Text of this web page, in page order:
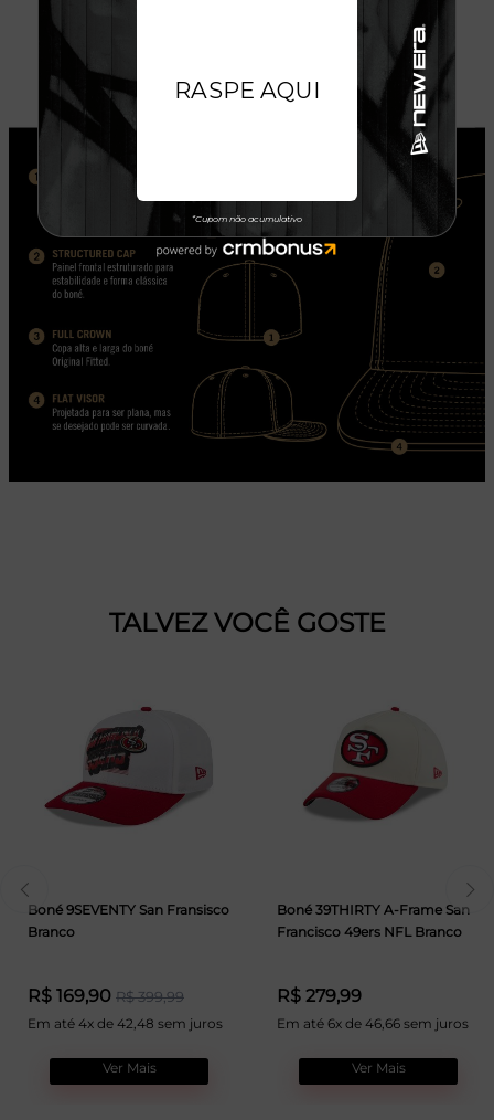
TALVEZ VOCÊ GOSTE
Boné 9SEVENTY San Fransisco
Branco
R$ 169,90 R$ 399,99
Em até 4x de 42,48 sem juros
Ver Mais
Boné 39THIRTY A-Frame San
Francisco 49ers NFL Branco
R$ 279,99
Em até 6x de 46,66 sem juros
Ver Mais